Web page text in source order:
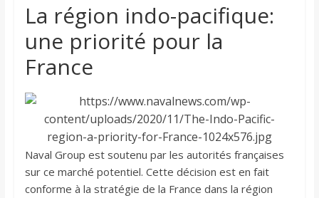
La région indo-pacifique:
une priorité pour la
France
Naval Group est soutenu par les autorités françaises
sur ce marché potentiel. Cette décision est en fait
conforme à la stratégie de la France dans la région